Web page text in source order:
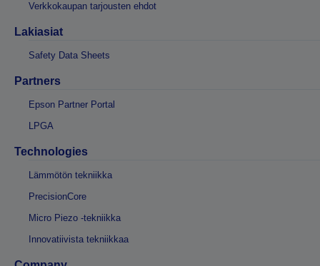
Verkkokaupan tarjousten ehdot
Lakiasiat
Safety Data Sheets
Partners
Epson Partner Portal
LPGA
Technologies
Lämmötön tekniikka
PrecisionCore
Micro Piezo -tekniikka
Innovatiivista tekniikkaa